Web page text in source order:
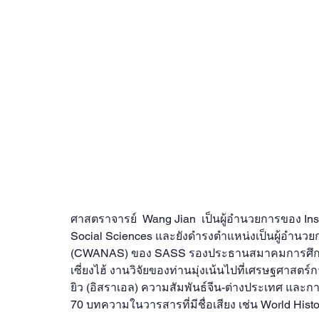
ศาสตราจารย์  Wang Jian  เป็นผู้อำนวยการของ
Social Sciences และยังดำรงตำแหน่งเป็นผู้อำน
(CWANAS) ของ SASS รองประธานสมาคมกา
เซี่ยงไฮ้ งานวิจัยของท่านมุ่งเน้นไปที่เศรษฐศาสต
ยิว (อิสราเอล) ความสัมพันธ์จีน-ต่างประเทศ และ
70 บทความในวารสารที่มีชื่อเสียง เช่น World